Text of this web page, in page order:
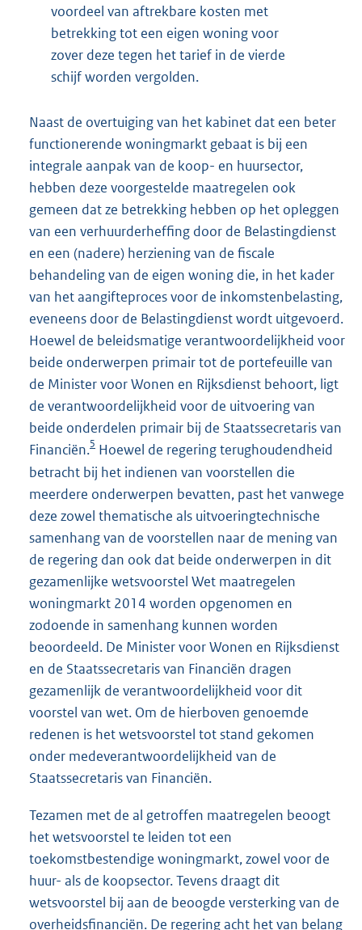
voordeel van aftrekbare kosten met
betrekking tot een eigen woning voor
zover deze tegen het tarief in de vierde
schijf worden vergolden.
Naast de overtuiging van het kabinet dat een beter
functionerende woningmarkt gebaat is bij een
integrale aanpak van de koop- en huursector,
hebben deze voorgestelde maatregelen ook
gemeen dat ze betrekking hebben op het opleggen
van een verhuurderheffing door de Belastingdienst
en een (nadere) herziening van de fiscale
behandeling van de eigen woning die, in het kader
van het aangifteproces voor de inkomstenbelasting,
eveneens door de Belastingdienst wordt uitgevoerd.
Hoewel de beleidsmatige verantwoordelijkheid voor
beide onderwerpen primair tot de portefeuille van
de Minister voor Wonen en Rijksdienst behoort, ligt
de verantwoordelijkheid voor de uitvoering van
beide onderdelen primair bij de Staatssecretaris van
Financiën.5 Hoewel de regering terughoudendheid
betracht bij het indienen van voorstellen die
meerdere onderwerpen bevatten, past het vanwege
deze zowel thematische als uitvoeringtechnische
samenhang van de voorstellen naar de mening van
de regering dan ook dat beide onderwerpen in dit
gezamenlijke wetsvoorstel Wet maatregelen
woningmarkt 2014 worden opgenomen en
zodoende in samenhang kunnen worden
beoordeeld. De Minister voor Wonen en Rijksdienst
en de Staatssecretaris van Financiën dragen
gezamenlijk de verantwoordelijkheid voor dit
voorstel van wet. Om de hierboven genoemde
redenen is het wetsvoorstel tot stand gekomen
onder medeverantwoordelijkheid van de
Staatssecretaris van Financiën.
Tezamen met de al getroffen maatregelen beoogt
het wetsvoorstel te leiden tot een
toekomstbestendige woningmarkt, zowel voor de
huur- als de koopsector. Tevens draagt dit
wetsvoorstel bij aan de beoogde versterking van de
overheidsfinanciën. De regering acht het van belang